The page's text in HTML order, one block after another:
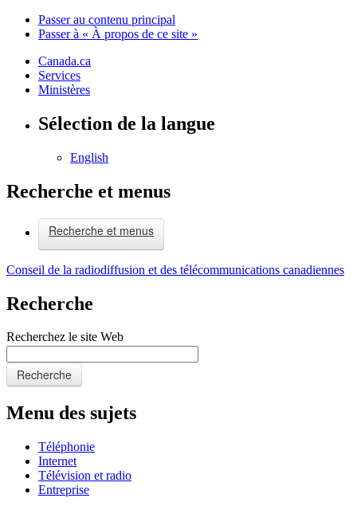
Passer au contenu principal
Passer à « À propos de ce site »
Canada.ca
Services
Ministères
Sélection de la langue
English
Recherche et menus
Recherche et menus
Conseil de la radiodiffusion et des télécommunications canadiennes
Recherche
Recherchez le site Web
Recherche
Menu des sujets
Téléphonie
Internet
Télévision et radio
Entreprise